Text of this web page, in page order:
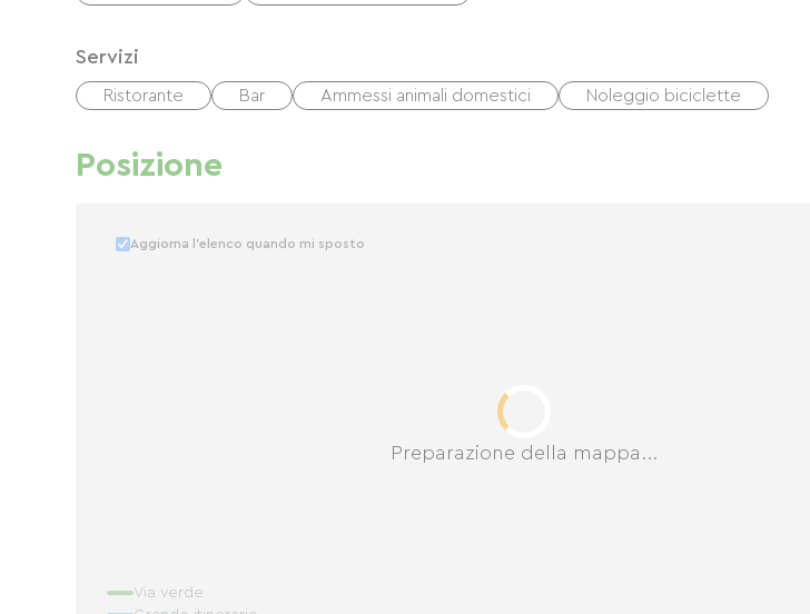
Servizi
Ristorante Bar Ammessi animali domestici Noleggio biciclette
Posizione
Preparazione della mappa...
Aggiorna l'elenco quando mi sposto
Via verde